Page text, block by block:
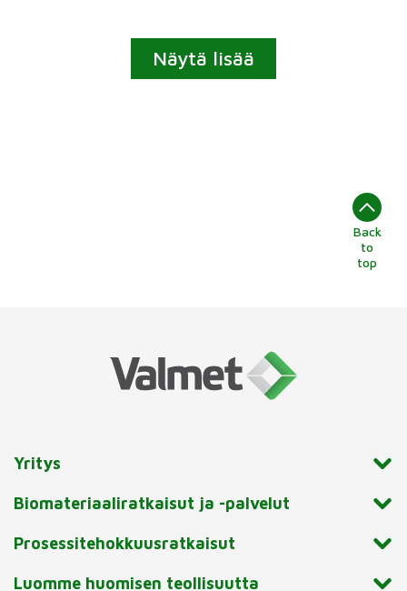
Näytä lisää
Back
to
top
Yritys
Biomateriaaliratkaisut ja -palvelut
Prosessitehokkuusratkaisut
Luomme huomisen teollisuutta